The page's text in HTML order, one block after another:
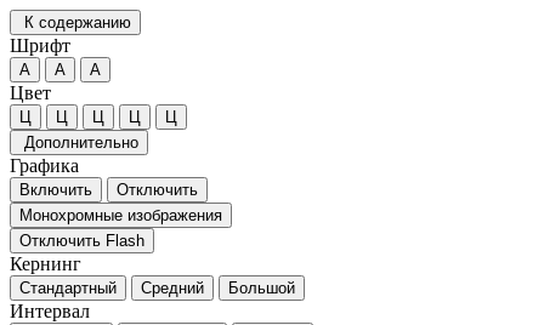
К содержанию
Шрифт
А А А
Цвет
Ц Ц Ц Ц
Ц
Дополнительно
Графика
Включить
Отключить
Монохромные изображения
Отключить Flash
Кернинг
Стандартный Средний Большой
Интервал